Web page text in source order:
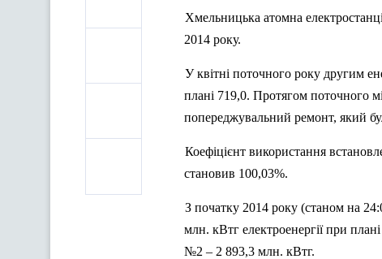
Хмельницька атомна
2014 року.
У квітні поточного року другим
плані 719,0. Протягом поточного
попереджувальний ремонт, який
Коефіцієнт використання
становив 100,03%.
З початку 2014 року (станом на
млн. кВтг електроенергії при
№2 – 2 893,3 млн. кВтг.